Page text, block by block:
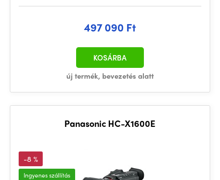
497 090 Ft
új termék, bevezetés alatt
KOSÁRBA
Panasonic HC-X1600E
-8 %
Ingyenes szállítás